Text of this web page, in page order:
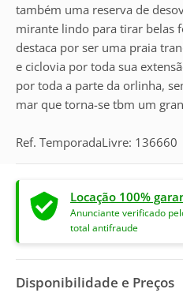
também uma reserva de
mirante lindo para tirar belas
destaca por ser uma praia
e ciclovia por toda sua
por toda a parte da orlinha,
mar que torna-se tbm um
Ref. TemporadaLivre: 136660
Locação 100%
Anunciante verificado
total antifraude
Disponibilidade e Preços